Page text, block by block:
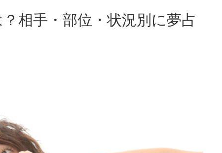
食材辞典 おすすめ
相手・部位・状況別に夢占